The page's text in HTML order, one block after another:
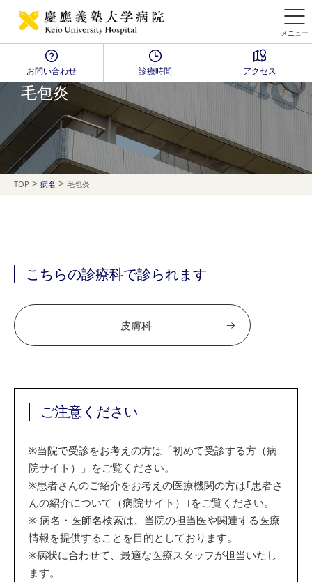
メニュー
お問い合わせ 診療時間 アクセス
Disease Name Search
毛包炎
TOP > 病名 > 毛包炎
こちらの診療科で診られます
皮膚科
ご注意ください
※当院で受診をお考えの方は「初めて受診する方（病
院サイト）」をご覧ください。
※患者さんのご紹介をお考えの医療機関の方は｢患者さ
んの紹介について（病院サイト）｣をご覧ください。
※ 病名・医師名検索は、当院の担当医や関連する医療
情報を提供することを目的としております。
※病状に合わせて、最適な医療スタッフが担当いたし
ます。